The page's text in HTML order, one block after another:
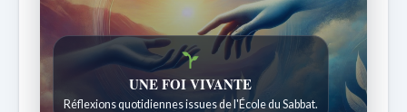
Histoires bibliques étonnantes
Histoires pour les enfants de 7 à 12 ans.